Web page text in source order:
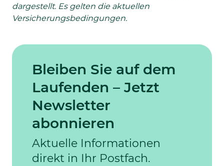
dargestellt. Es gelten die aktuellen
Versicherungsbedingungen.
Bleiben Sie auf dem
Laufenden – Jetzt
Newsletter
abonnieren
Aktuelle Informationen
direkt in Ihr Postfach.